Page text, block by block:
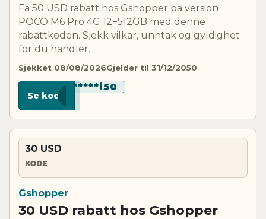
Fa 50 USD rabatt hos Gshopper pa version
POCO M6 Pro 4G 12+512GB med denne
rabattkoden. Sjekk vilkar, unntak og gyldighet
for du handler.
Sjekket 08/08/2026Gjelder til 31/12/2050
*******i50
Se kode
30 USD
KODE
Gshopper
30 USD rabatt hos Gshopper